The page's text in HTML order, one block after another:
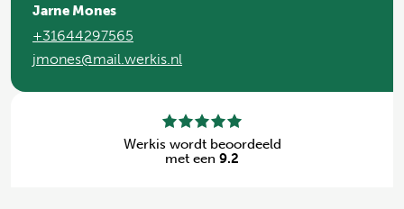
Jarne Mones
+31644297565
jmones@mail.werkis.nl
Werkis wordt beoordeeld
met een 9.2